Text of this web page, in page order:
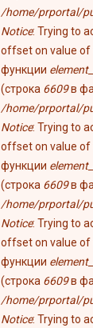
/home/prportal/
Notice: Trying to
offset on value of
функции
(строка 6609в
/home/prportal/
Notice: Trying to
offset on value of
функции
(строка 6609в
/home/prportal/
Notice: Trying to
offset on value of
функции
(строка 6609в
/home/prportal/
Notice: Trying to